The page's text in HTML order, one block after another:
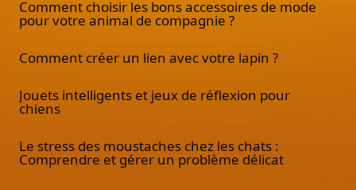
Comment choisir les bons accessoires de mode
pour votre animal de compagnie ?
Comment créer un lien avec votre lapin ?
Jouets intelligents et jeux de réflexion pour
chiens
Le stress des moustaches chez les chats :
Comprendre et gérer un problème délicat